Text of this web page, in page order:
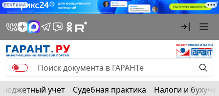
РЕКЛАМА
Бюджетный учет Судебная практика Налоги и